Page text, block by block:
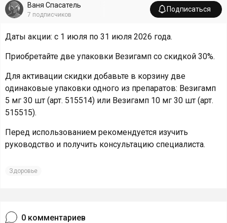
Ваня Спасатель
7 подписчиков
Подписаться
Даты акции: с 1 июля по 31 июля 2026 года.
Приобретайте две упаковки Везигамп со скидкой 30%.
Для активации скидки добавьте в корзину две
одинаковые упаковки одного из препаратов: Везигамп
5 мг 30 шт (арт. 515514) или Везигамп 10 мг 30 шт (арт.
515515).
Перед использованием рекомендуется изучить
руководство и получить консультацию специалиста.
Здоровье
0 комментариев